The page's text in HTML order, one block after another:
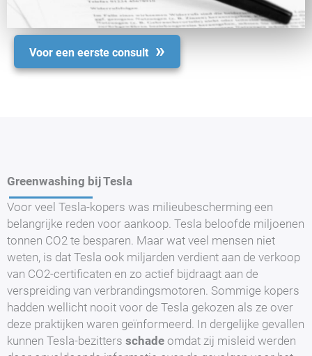
Voor een eerste consult
Greenwashing bij Tesla
Voor veel Tesla-kopers was milieubescherming een
belangrijke reden voor aankoop. Tesla beloofde miljoenen
tonnen CO2 te besparen. Maar wat veel mensen niet
weten, is dat Tesla ook miljarden verdient aan de verkoop
van CO2-certificaten en zo actief bijdraagt aan de
verspreiding van verbrandingsmotoren. Sommige kopers
hadden wellicht nooit voor de Tesla gekozen als ze over
deze praktijken waren geïnformeerd. In dergelijke gevallen
kunnen Tesla-bezitters schade omdat zij misleid werden